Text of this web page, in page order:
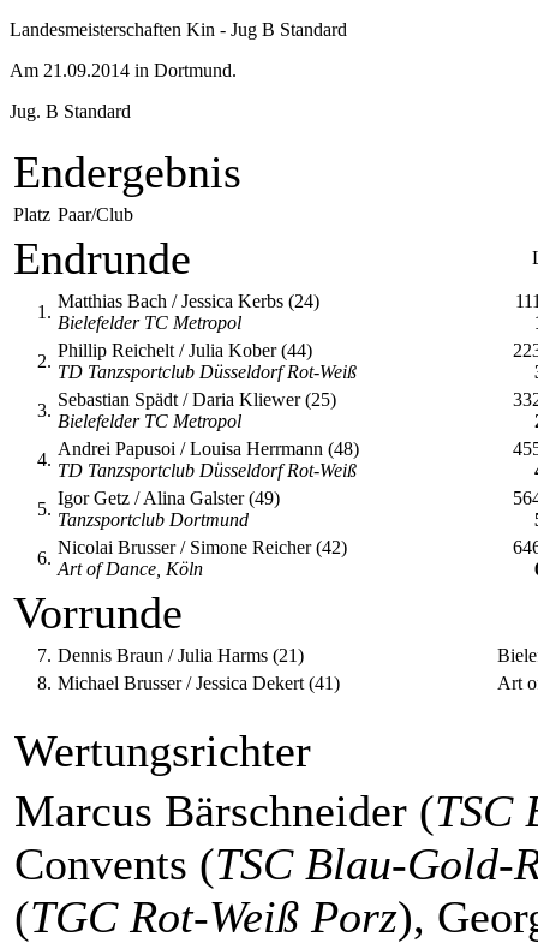
Landesmeisterschaften Kin - Jug B Standard
Am 21.09.2014 in Dortmund.
Jug. B Standard
Endergebnis
Platz Paar/Club
Endrunde
1.
Matthias Bach / Jessica Kerbs (24)
Bielefelder TC Metropol
2.
Phillip Reichelt / Julia Kober (44)
TD Tanzsportclub Düsseldorf Rot-Weiß
3.
Sebastian Spädt / Daria Kliewer (25)
Bielefelder TC Metropol
4.
Andrei Papusoi / Louisa Herrmann (48)
TD Tanzsportclub Düsseldorf Rot-Weiß
5.
Igor Getz / Alina Galster (49)
Tanzsportclub Dortmund
6.
Nicolai Brusser / Simone Reicher (42)
Art of Dance, Köln
Vorrunde
7. Dennis Braun / Julia Harms (21)
8. Michael Brusser / Jessica Dekert (41) Art
Wertungsrichter
Marcus Bärschneider (TSC
Convents (TSC Blau-Gold-
(TGC Rot-Weiß Porz),